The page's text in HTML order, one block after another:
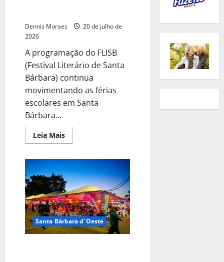
Dennis Moraes
20 de julho de
2026
A programação do FLISB
(Festival Literário de Santa
Bárbara) continua
movimentando as férias
escolares em Santa
Bárbara...
Leia Mais
Santa Bárbara d´Oeste